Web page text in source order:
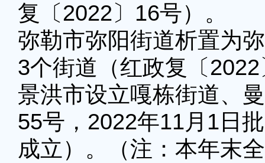
复〔2022〕16号）。
弥勒市弥阳街道析置为
3个街道（红政复〔
景洪市设立嘎栋街道、
55号，2022年11月1日
成立）。（注：本年末